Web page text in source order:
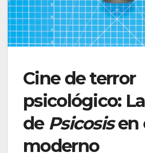
Cine de terror
psicológico:
de Psicosisen
moderno